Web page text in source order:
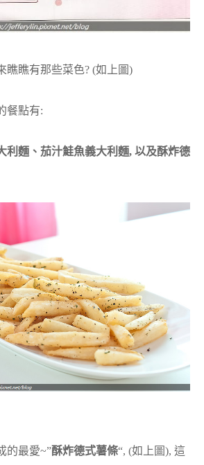
瞧瞧有那些菜色? (如上圖)
餐點有:
利麵、茄汁鮭魚義大利麵, 以及酥炸德
的最愛~”酥炸德式薯條“, (如上圖), 這